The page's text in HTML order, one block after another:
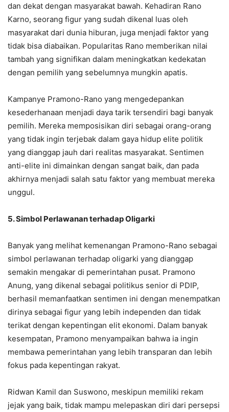
dan dekat dengan masyarakat bawah. Kehadiran Rano
Karno, seorang figur yang sudah dikenal luas oleh
masyarakat dari dunia hiburan, juga menjadi faktor yang
tidak bisa diabaikan. Popularitas Rano memberikan nilai
tambah yang signifikan dalam meningkatkan kedekatan
dengan pemilih yang sebelumnya mungkin apatis.
Kampanye Pramono-Rano yang mengedepankan
kesederhanaan menjadi daya tarik tersendiri bagi banyak
pemilih. Mereka memposisikan diri sebagai orang-orang
yang tidak ingin terjebak dalam gaya hidup elite politik
yang dianggap jauh dari realitas masyarakat. Sentimen
anti-elite ini dimainkan dengan sangat baik, dan pada
akhirnya menjadi salah satu faktor yang membuat mereka
unggul.
5. Simbol Perlawanan terhadap Oligarki
Banyak yang melihat kemenangan Pramono-Rano sebagai
simbol perlawanan terhadap oligarki yang dianggap
semakin mengakar di pemerintahan pusat. Pramono
Anung, yang dikenal sebagai politikus senior di PDIP,
berhasil memanfaatkan sentimen ini dengan menempatkan
dirinya sebagai figur yang lebih independen dan tidak
terikat dengan kepentingan elit ekonomi. Dalam banyak
kesempatan, Pramono menyampaikan bahwa ia ingin
membawa pemerintahan yang lebih transparan dan lebih
fokus pada kepentingan rakyat.
Ridwan Kamil dan Suswono, meskipun memiliki rekam
jejak yang baik, tidak mampu melepaskan diri dari persepsi